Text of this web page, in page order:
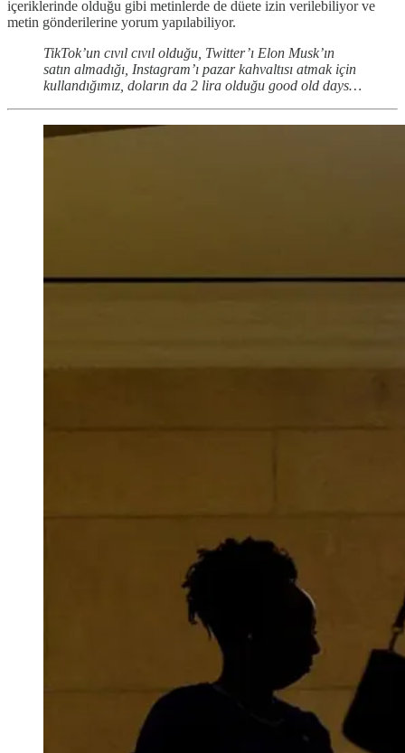
içeriklerinde olduğu gibi metinlerde de düete izin verilebiliyor ve
metin gönderilerine yorum yapılabiliyor.
TikTok’un cıvıl cıvıl olduğu, Twitter’ı Elon Musk’ın
satın almadığı, Instagram’ı pazar kahvaltısı atmak için
kullandığımız, doların da 2 lira olduğu good old days…